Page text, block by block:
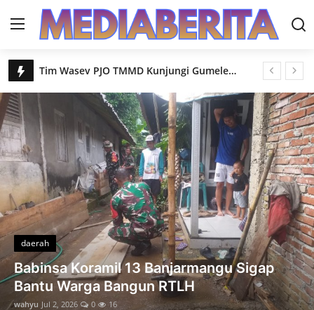
Login Register
Home
daerah
Gallery
Contact
Tim Wasev PJO TMMD Kunjungi Gumelem Kulon Apresiasi Kemanunggalan TNI dan Rakyat
Di Bawah Cahaya Malam Tugu Prasasti TMMD Mulai Diwujudkan
Lantai Mulai Berkeramik RTLH Pak Toid Capai 75 Persen
Langsir Semen Dukung Pengecoran Rabat Beton TMMD
Tak Kenal Lelah Pos Kamling TMMD Gumelem Kulon Capai 85 Persen
Enam Talud Rampung 100 Persen Gumelem Kulon Makin Kokoh
Tak Hanya Bangun Jalan Kopka Wahid Turut Dampingi Posyandu Warga Gumelem Kulon
Rumah Pak Toid Mulai Berkeramik Jamban Baru Lengkapi Harapan Keluarga
Bekisting Brug Dipasang Satgas TMMD Pastikan Plat Beton Kokoh
Sudah Alus Gara-Gara TNI Pak Har Rasakan Perubahan Jalan Gumelem Kulon
daerah
Babinsa Koramil 13 Banjarmangu Sigap
Bantu Warga Bangun RTLH
wahyu Jul 2, 2026 0 16